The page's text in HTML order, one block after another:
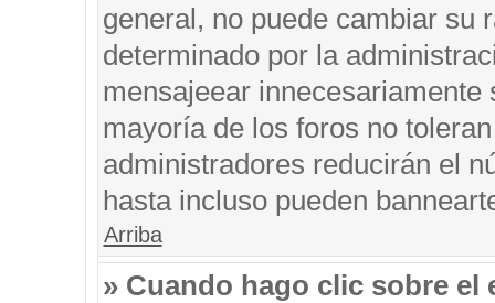
general, no puede cambiar su
determinado por la
mensajeear
mayoría de los foros no
administradores reducirán el
hasta incluso pueden
Arriba
» Cuando hago clic sobre el